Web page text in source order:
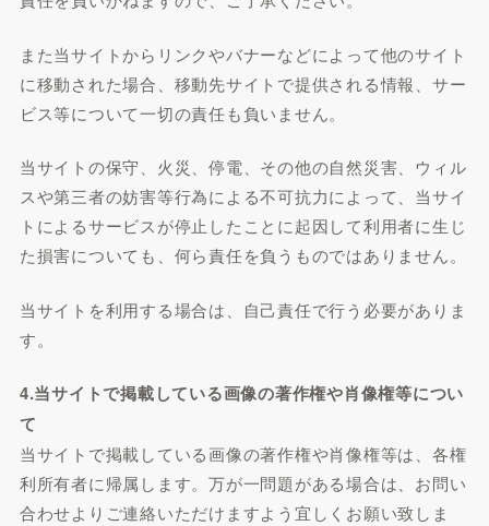
また当サイトからリンクやバナーなどによって他のサイト
に移動された場合、移動先サイトで提供される情報、サー
ビス等について一切の責任も負いません。
当サイトの保守、火災、停電、その他の自然災害、ウィル
スや第三者の妨害等行為による不可抗力によって、当サイ
トによるサービスが停止したことに起因して利用者に生じ
た損害についても、何ら責任を負うものではありません。
当サイトを利用する場合は、自己責任で行う必要がありま
す。
4.当サイトで掲載している画像の著作権や肖像権等につい
て
当サイトで掲載している画像の著作権や肖像権等は、各権
利所有者に帰属します。万が一問題がある場合は、お問い
合わせよりご連絡いただけますよう宜しくお願い致しま